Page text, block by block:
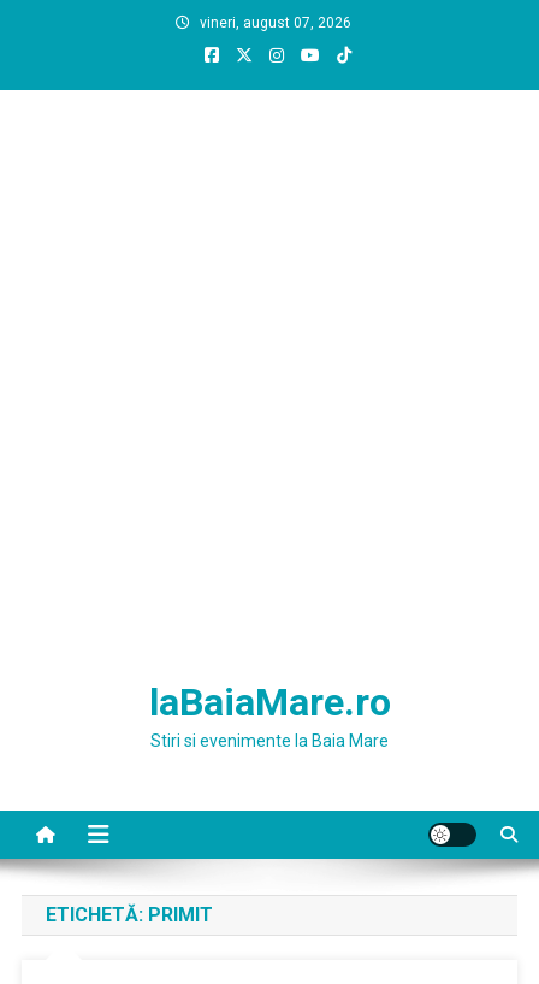
vineri, august 07, 2026
laBaiaMare.ro
Stiri si evenimente la Baia Mare
ETICHETĂ: PRIMIT